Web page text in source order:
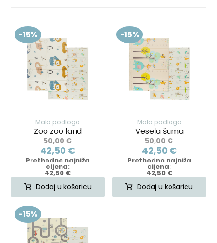
-15%
Mala podloga
Zoo zoo land
50,00€
42,50 €
Prethodno najniža
cijena:
42,50 €
Dodaj u košaricu
-15%
Mala podloga
Vesela šuma
50,00€
42,50 €
Prethodno najniža
cijena:
42,50 €
Dodaj u košaricu
-15%